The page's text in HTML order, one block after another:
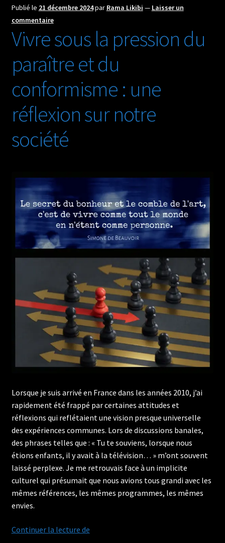
cicatrices
l’Histoire
et
l’échec
de
Publié le 21 décembre 2024par Rama Likibi — Laisser un
commentaire
Vivre sous la pression du
paraître et du
conformisme : une
réflexion sur notre
société
Lorsque je suis arrivé en France dans les années 2010, j’ai
rapidement été frappé par certaines attitudes et
réflexions qui reflétaient une vision presque universelle
des expériences communes. Lors de discussions banales,
des phrases telles que : « Tu te souviens, lorsque nous
étions enfants, il y avait à la télévision… » m’ont souvent
laissé perplexe. Je me retrouvais face à un implicite
culturel qui présumait que nous avions tous grandi avec les
mêmes références, les mêmes programmes, les mêmes
envies.
Continuer la lecture deVivre